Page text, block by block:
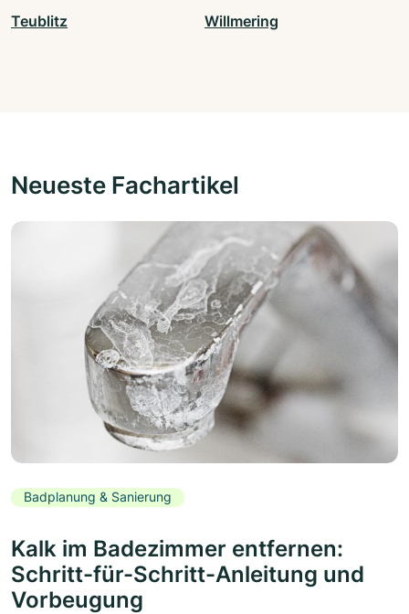
Teublitz Willmering
Neueste Fachartikel
Badplanung & Sanierung
Kalk im Badezimmer entfernen:
Schritt-für-Schritt-Anleitung und
Vorbeugung